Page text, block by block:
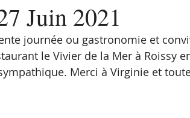
Juin 2021
journée ou gastronomie et
le Vivier de la Mer à Roissy
Merci à Virginie et